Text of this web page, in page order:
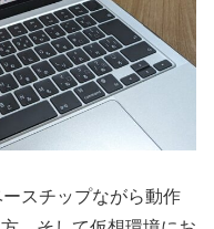
スチップながら動作